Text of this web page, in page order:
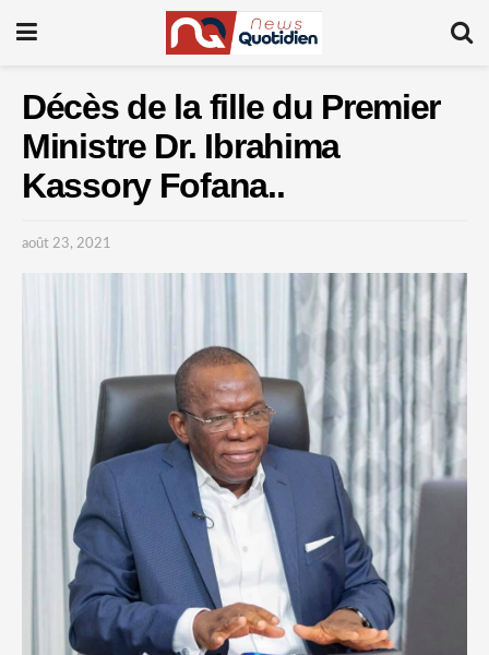
Décès de la fille du Premier
Ministre Dr. Ibrahima
Kassory Fofana..
août 23, 2021